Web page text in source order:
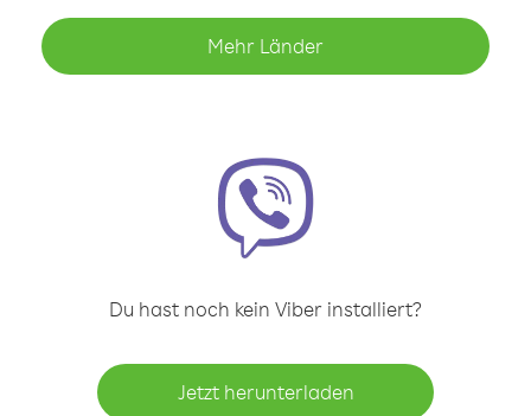
Mehr Länder
Du hast noch kein Viber installiert?
Jetzt herunterladen